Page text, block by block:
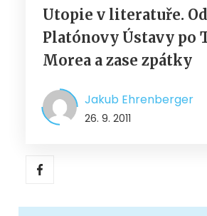
Utopie v literatuře. Od
Platónovy Ústavy po
Morea a zase zpátky
Jakub Ehrenberger
26. 9. 2011